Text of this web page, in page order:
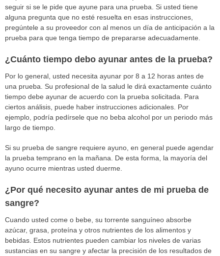
seguir si se le pide que ayune para una prueba. Si usted tiene
alguna pregunta que no esté resuelta en esas instrucciones,
pregúntele a su proveedor con al menos un día de anticipación a la
prueba para que tenga tiempo de prepararse adecuadamente.
¿Cuánto tiempo debo ayunar antes de la prueba?
Por lo general, usted necesita ayunar por 8 a 12 horas antes de
una prueba. Su profesional de la salud le dirá exactamente cuánto
tiempo debe ayunar de acuerdo con la prueba solicitada. Para
ciertos análisis, puede haber instrucciones adicionales. Por
ejemplo, podría pedírsele que no beba alcohol por un periodo más
largo de tiempo.
Si su prueba de sangre requiere ayuno, en general puede agendar
la prueba temprano en la mañana. De esta forma, la mayoría del
ayuno ocurre mientras usted duerme.
¿Por qué necesito ayunar antes de mi prueba de
sangre?
Cuando usted come o bebe, su torrente sanguíneo absorbe
azúcar, grasa, proteína y otros nutrientes de los alimentos y
bebidas. Estos nutrientes pueden cambiar los niveles de varias
sustancias en su sangre y afectar la precisión de los resultados de